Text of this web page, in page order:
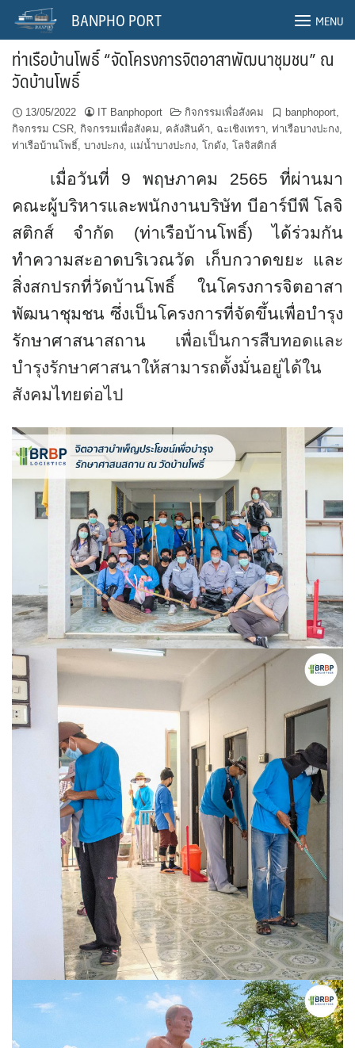
Skip
content
BANPHO PORT MENU
ท่าเรือบ้านโพธิ์ “จัดโครงการจิตอาสาพัฒนาชุมชน” ณ
วัดบ้านโพธิ์
13/05/2022 IT Banphoport กิจกรรมเพื่อสังคม banphoport,
กิจกรรม CSR, กิจกรรมเพื่อสังคม, คลังสินค้า, ฉะเชิงเทรา, ท่าเรือบางปะกง,
ท่าเรือบ้านโพธิ์, บางปะกง, แม่น้ำบางปะกง, โกดัง, โลจิสติกส์
เมื่อวันที่ 9 พฤษภาคม 2565 ที่ผ่านมา
คณะผู้บริหารและพนักงานบริษัท บีอาร์บีพี โลจิ
สติกส์ จำกัด (ท่าเรือบ้านโพธิ์) ได้ร่วมกัน
ทำความสะอาดบริเวณวัด เก็บกวาดขยะ และ
สิ่งสกปรกที่วัดบ้านโพธิ์ ในโครงการจิตอาสา
พัฒนาชุมชน ซึ่งเป็นโครงการที่จัดขึ้นเพื่อบำรุง
รักษาศาสนาสถาน เพื่อเป็นการสืบทอดและ
บำรุงรักษาศาสนาให้สามารถตั้งมั่นอยู่ได้ใน
สังคมไทยต่อไป